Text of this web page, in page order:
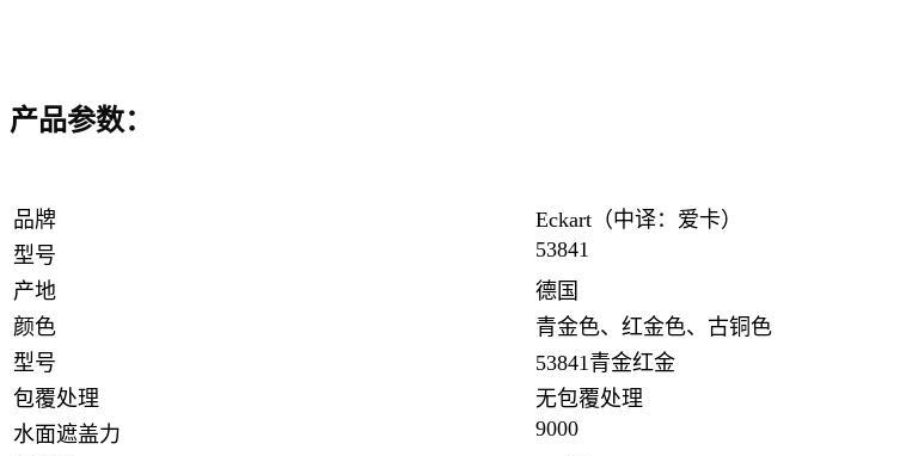
产品参数：
品牌
Eckart（中译：爱卡）
型号
53841
产地
德国
颜色
青金色、红金色、古铜色
型号
53841青金红金
包覆处理
无包覆处理
水面遮盖力
9000